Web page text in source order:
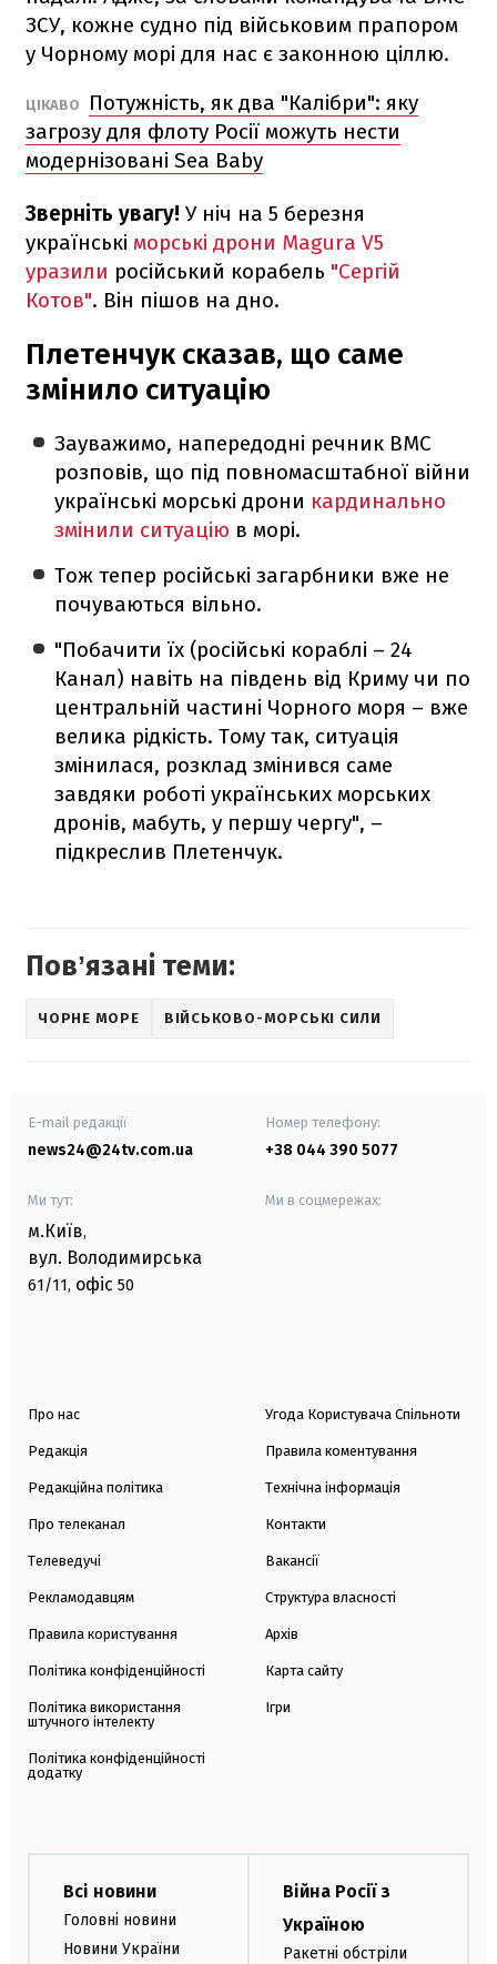
ЗСУ, кожне судно під військовим прапором
у Чорному морі для нас є законною ціллю.
ЦІКАВО
Потужність, як два "Калібри": яку
загрозу для флоту Росії можуть нести
модернізовані Sea Baby
Зверніть увагу! У ніч на 5 березня
українські морські дрони Magura V5
уразили російський корабель "Сергій
Котов". Він пішов на дно.
Плетенчук сказав, що саме
змінило ситуацію
Зауважимо, напередодні речник ВМС
розповів, що під повномасштабної війни
українські морські дрони кардинально
змінили ситуацію в морі.
Тож тепер російські загарбники вже не
почуваються вільно.
"Побачити їх (російські кораблі – 24
Канал) навіть на південь від Криму чи по
центральній частині Чорного моря – вже
велика рідкість. Тому так, ситуація
змінилася, розклад змінився саме
завдяки роботі українських морських
дронів, мабуть, у першу чергу", –
підкреслив Плетенчук.
Повʼязані теми:
ЧОРНЕ МОРЕ ВІЙСЬКОВО-МОРСЬКІ СИЛИ
E-mail редакції
news24@24tv.com.ua
Номер телефону:
+38 044 390 5077
Ми тут:
м.Київ,
вул. Володимирська
61/11, офіс 50
Ми в соцмережах:
Про нас
Редакція
Редакційна політика
Про телеканал
Телеведучі
Рекламодавцям
Правила користування
Політика конфіденційності
Політика використання
штучного інтелекту
Політика конфіденційності
додатку
Угода Користувача Спільноти
Правила коментування
Технічна інформація
Контакти
Вакансії
Структура власності
Архів
Карта сайту
Ігри
Всі новини
Головні новини
Новини України
Війна Росії з
Україною
Ракетні обстріли